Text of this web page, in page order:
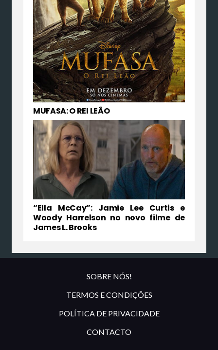
MUFASA: O REI LEÃO
“Ella McCay”: Jamie Lee Curtis e
Woody Harrelson no novo filme de
James L. Brooks
SOBRE NÓS!
TERMOS E CONDIÇÕES
POLÍTICA DE PRIVACIDADE
CONTACTO